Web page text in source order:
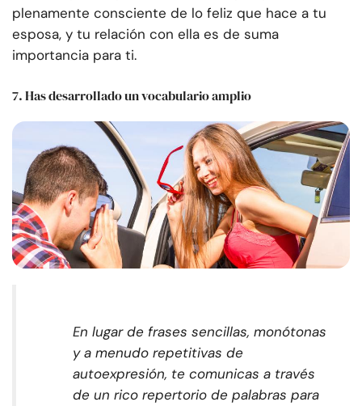
plenamente consciente de lo feliz que hace a tu
esposa, y tu relación con ella es de suma
importancia para ti.
7. Has desarrollado un vocabulario amplio
En lugar de frases sencillas, monótonas
y a menudo repetitivas de
autoexpresión, te comunicas a través
de un rico repertorio de palabras para